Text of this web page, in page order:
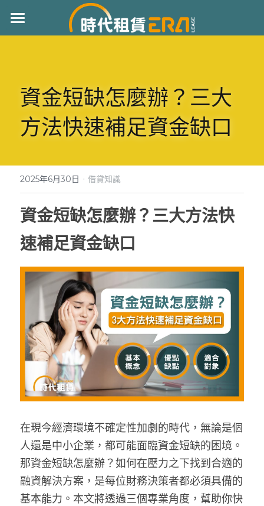
首頁
個人信貸
汽車借款
房屋二胎
工商融資
名牌精品
常見問題
借貸知識
聯絡我們
立即來電 : 0970940535
資金短缺怎麼辦？三大
方法快速補足資金缺口
2025年6月30日 · 借貸知識
資金短缺怎麼辦？三大方法快
速補足資金缺口
在現今經濟環境不確定性加劇的時代，無論是個
人還是中小企業，都可能面臨資金短缺的困境。
那資金短缺怎麼辦？如何在壓力之下找到合適的
融資解決方案，是每位財務決策者都必須具備的
基本能力。本文將透過三個專業角度，幫助你快